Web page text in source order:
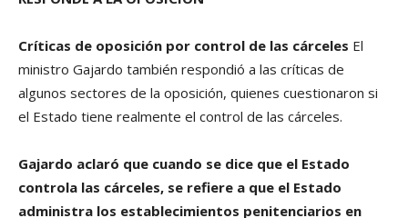
Críticas de oposición por control de las cárceles El
ministro Gajardo también respondió a las críticas de
algunos sectores de la oposición, quienes cuestionaron si
el Estado tiene realmente el control de las cárceles.
Gajardo aclaró que cuando se dice que el Estado
controla las cárceles, se refiere a que el Estado
administra los establecimientos penitenciarios en